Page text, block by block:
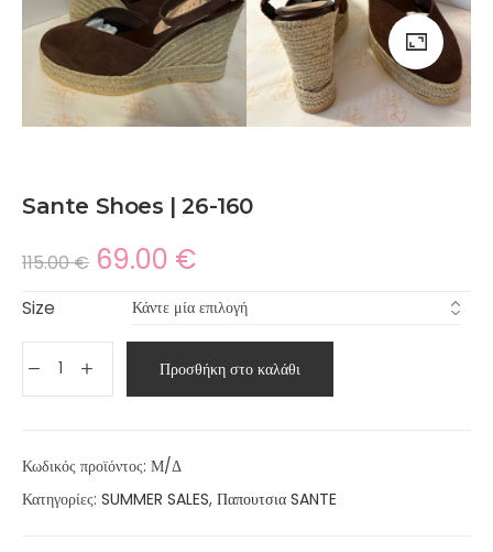
Sante Shoes | 26-160
115.00€ 69.00 €
Size
Προσθήκη στο καλάθι
Κωδικός προϊόντος: Μ/Δ
Κατηγορίες: SUMMER SALES, Παπουτσια SANTE